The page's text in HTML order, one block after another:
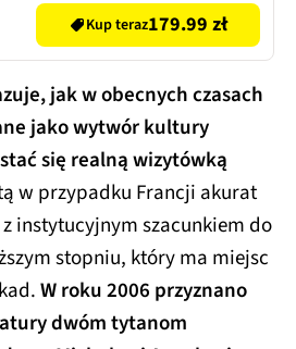
Kup teraz179.99 zł
jak w obecnych czasach
jako wytwór kultury
się realną wizytówką
w przypadku Francji akurat
instytucyjnym szacunkiem do
stopniu, który ma miejsc
W roku 2006 przyznano
dwóm tytanom